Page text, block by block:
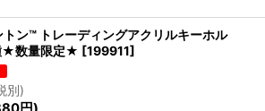
トン™ トレーディングアクリルキーホル
★数量限定★ [199911]
別)